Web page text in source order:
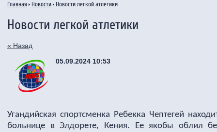
Главная Новости Новости легкой атлетики
Новости легкой атлетики
« Назад
05.09.2024 10:53
Угандийская спортсменка Ребекка Чептегей
больнице в Элдорете, Кения. Ее якобы облил